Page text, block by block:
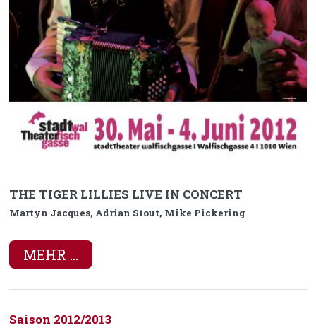
THE TIGER LILLIES LIVE IN CONCERT
Martyn Jacques, Adrian Stout, Mike Pickering
MEHR ...
Saison 2012/2013